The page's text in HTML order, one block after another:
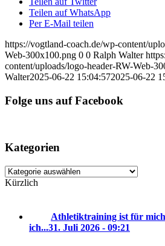
Teilen auf WhatsApp
Per E-Mail teilen
https://vogtland-coach.de/wp-content/
Web-300x100.png 0 0 Ralph Walter
content/uploads/logo-header-RW-Web-
Walter2025-06-22 15:04:572025-06-22
Folge uns auf Facebook
Kategorien
Kategorien
Kürzlich
Athletiktraining ist für
ich...31. Juli 2026 - 09:21